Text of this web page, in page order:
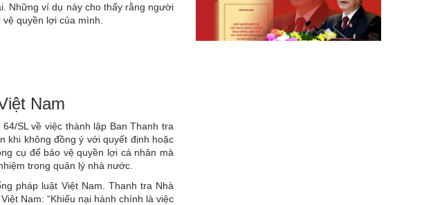
Những ví dụ này cho thấy rằng người
quyền lợi của mình.
Nam
SL về việc thành lập Ban Thanh tra
khi không đồng ý với quyết định hoặc
cụ để bảo vệ quyền lợi cá nhân mà
trong quản lý nhà nước.
pháp luật Việt Nam. Thanh tra Nhà
Nam: “Khiếu nại hành chính là việc